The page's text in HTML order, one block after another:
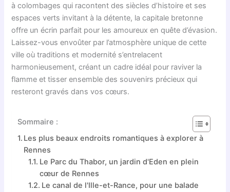
à colombages qui racontent des siècles d’histoire et ses
espaces verts invitant à la détente, la capitale bretonne
offre un écrin parfait pour les amoureux en quête d’évasion.
Laissez-vous envoûter par l’atmosphère unique de cette
ville où traditions et modernité s’entrelacent
harmonieusement, créant un cadre idéal pour raviver la
flamme et tisser ensemble des souvenirs précieux qui
resteront gravés dans vos cœurs.
Sommaire :
Les plus beaux endroits romantiques à explorer à
Rennes
Le Parc du Thabor, un jardin d'Eden en plein
cœur de Rennes
Le canal de l'Ille-et-Rance, pour une balade